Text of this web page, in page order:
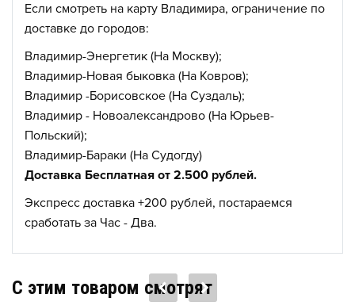
Если смотреть на карту Владимира, ограничение по
доставке до городов:
Владимир-Энергетик (На Москву);
Владимир-Новая быковка (На Ковров);
Владимир -Борисовское (На Суздаль);
Владимир - Новоалександрово (На Юрьев-
Польский);
Владимир-Бараки (На Судогду)
Доставка Бесплатная от 2.500 рублей.
Экспресс доставка +200 рублей, постараемся
сработать за Час - Два.
C этим товаром смотрят